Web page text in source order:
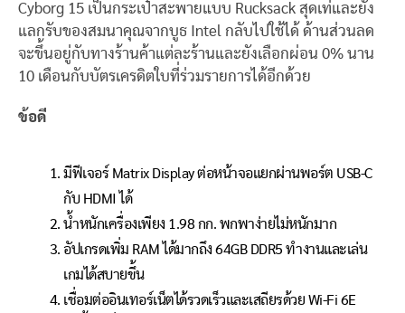
Cyborg 15 เป็นกระเป๋าสะพายแบบ Rucksack สุดเท่และยัง
แลกรับของสมนาคุณจากบูธ Intel กลับไปใช้ได้ ด้านส่วนลด
จะขึ้นอยู่กับทางร้านค้าแต่ละร้านและยังเลือกผ่อน 0% นาน
10 เดือนกับบัตรเครดิตใบที่ร่วมรายการได้อีกด้วย
ข้อดี
มีฟีเจอร์ Matrix Display ต่อหน้าจอแยกผ่านพอร์ต USB-C
กับ HDMI ได้
น้ำหนักเครื่องเพียง 1.98 กก. พกพาง่ายไม่หนักมาก
อัปเกรดเพิ่ม RAM ได้มากถึง 64GB DDR5 ทำงานและเล่น
เกมได้สบายขึ้น
เชื่อมต่ออินเทอร์เน็ตได้รวดเร็วและเสถียรด้วย Wi-Fi 6E